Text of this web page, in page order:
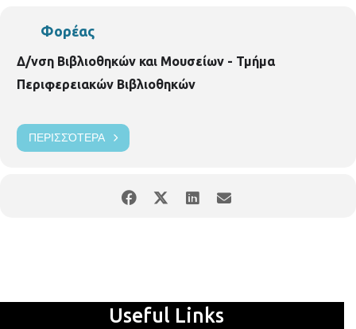
Φορέας
Δ/νση Βιβλιοθηκών και Μουσείων - Τμήμα
Περιφερειακών Βιβλιοθηκών
ΠΕΡΙΣΣΌΤΕΡΑ
Useful Links